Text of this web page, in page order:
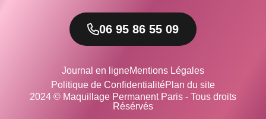
06 95 86 55 09
Journal en ligneMentions Légales
Politique de ConfidentialitéPlan du site
2024 © Maquillage Permanent Paris - Tous droits
Résérvés